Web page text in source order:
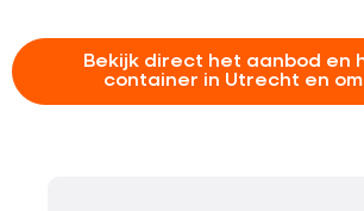
Bekijk direct het aanbod en
container in Utrecht en